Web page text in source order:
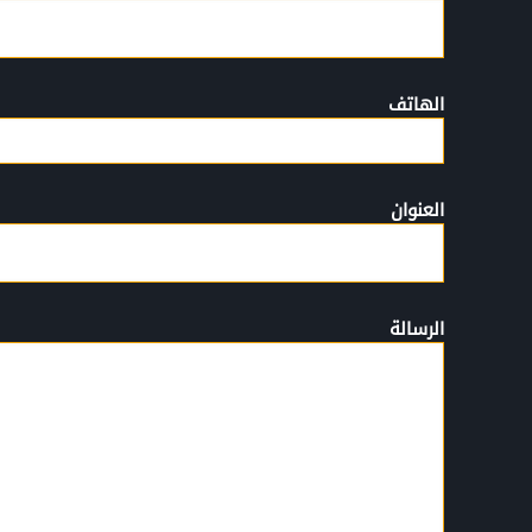
الهاتف
العنوان
الرسالة